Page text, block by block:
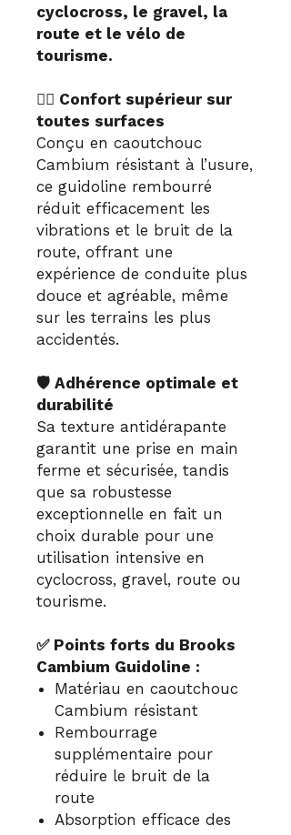
cyclocross, le gravel, la
route et le vélo de
tourisme.
🚴‍♂️ Confort supérieur sur
toutes surfaces
Conçu en caoutchouc
Cambium résistant à l’usure,
ce guidoline rembourré
réduit efficacement les
vibrations et le bruit de la
route, offrant une
expérience de conduite plus
douce et agréable, même
sur les terrains les plus
accidentés.
🛡️ Adhérence optimale et
durabilité
Sa texture antidérapante
garantit une prise en main
ferme et sécurisée, tandis
que sa robustesse
exceptionnelle en fait un
choix durable pour une
utilisation intensive en
cyclocross, gravel, route ou
tourisme.
✅ Points forts du Brooks
Cambium Guidoline :
Matériau en caoutchouc
Cambium résistant
Rembourrage
supplémentaire pour
réduire le bruit de la
route
Absorption efficace des